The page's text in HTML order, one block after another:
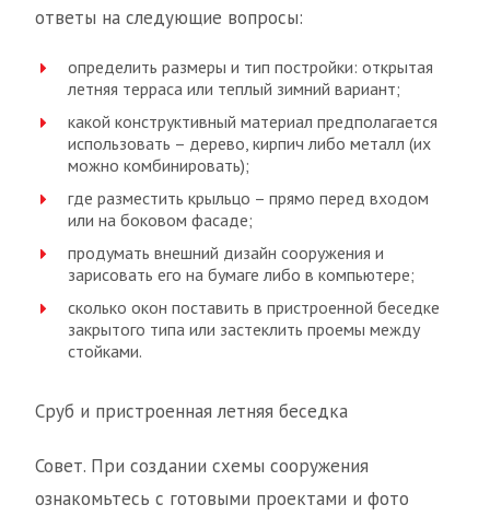
ответы на следующие вопросы:
определить размеры и тип постройки: открытая
летняя терраса или теплый зимний вариант;
какой конструктивный материал предполагается
использовать – дерево, кирпич либо металл (их
можно комбинировать);
где разместить крыльцо – прямо перед входом
или на боковом фасаде;
продумать внешний дизайн сооружения и
зарисовать его на бумаге либо в компьютере;
сколько окон поставить в пристроенной беседке
закрытого типа или застеклить проемы между
стойками.
Сруб и пристроенная летняя беседка
Совет. При создании схемы сооружения
ознакомьтесь с готовыми проектами и фото